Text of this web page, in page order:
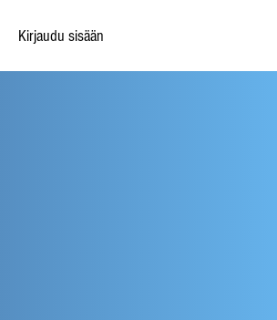
Kirjaudu sisään